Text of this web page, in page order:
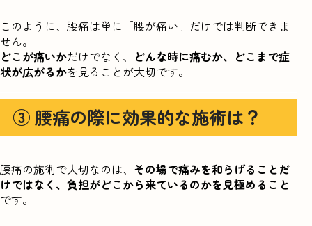
このように、腰痛は単に「腰が痛い」だけでは判断できま
せん。
どこが痛いかだけでなく、
どんな時に痛むか、どこまで症
状が広がるかを見ることが大切です。
③ 腰痛の際に効果的な施術は？
腰痛の施術で大切なのは、 その場で痛みを和らげることだ
けではなく、負担がどこから来ているのかを見極めること
です。